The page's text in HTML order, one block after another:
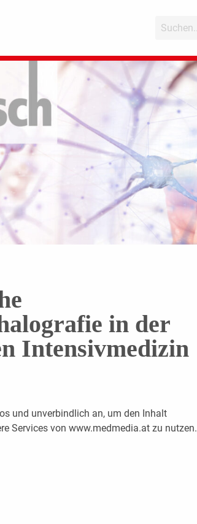
in der
Intensivmedizin
und unverbindlich an, um den Inhalt
Services von www.medmedia.at zu nutzen.